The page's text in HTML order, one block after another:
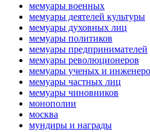
мемуары военных
мемуары деятелей культуры
мемуары духовных лиц
мемуары политиков
мемуары предпринимателей
мемуары революционеров
мемуары ученых и
мемуары частных лиц
мемуары чиновников
монополии
москва
мундиры и награды